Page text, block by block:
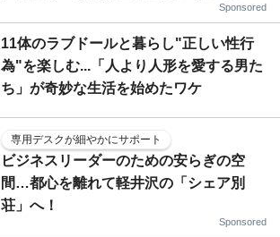
Sponsored
11体のラブドールと暮らし"正しい性行
為"を楽しむ...「人より人形を愛する男た
ち」が奇妙な生活を始めたワケ
専用デスクが細やかにサポート
ビジネスリーダーのための安らぎの空
間…都心を離れて軽井沢の「シェア別
荘」へ！
Sponsored